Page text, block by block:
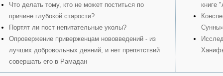
Что делать тому, кто не может поститься по
причине глубокой старости?
Портят ли пост непитательные уколы?
Опровержение приверженцам нововведений - из
лучших добровольных деяний, и нет препятствий
совершать его в Рамадан
книге